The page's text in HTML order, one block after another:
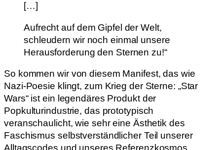
[…]
Aufrecht auf dem Gipfel der Welt,
schleudern wir noch einmal unsere
Herausforderung den Sternen zu!“
So kommen wir von diesem Manifest, das wie
Nazi-Poesie klingt, zum Krieg der Sterne: „Star
Wars“ ist ein legendäres Produkt der
Popkulturindustrie, das prototypisch
veranschaulicht, wie sehr eine Ästhetik des
Faschismus selbstverständlicher Teil unserer
Alltagscodes und unseres Referenzkosmos